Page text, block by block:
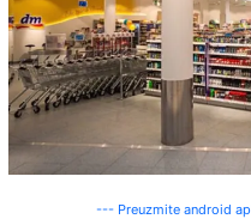
--- Preuzmite android